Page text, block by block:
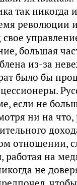
так никогда
революции
большая
из-за
было бы
если не
ни на что,
отношении,
работая на
не